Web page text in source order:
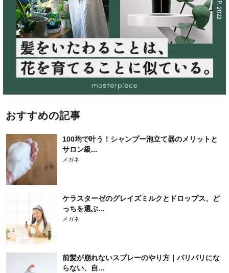
おすすめの記事
100均で叶う！シャンプー泡立て器のメリットと
サロン級...
メガネ
ケラスターゼのグレイズミルクとドロップス、ど
っちを選ぶ...
メガネ
前髪が崩れないスプレーのやり方｜パリパリにな
らない、自...